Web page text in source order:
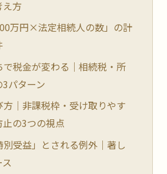
方
万円×法定相続人の数」の計
で税金が変わる｜相続税・所
パターン
方｜非課税枠・受け取りやす
の3つの視点
受益」とされる例外｜著し